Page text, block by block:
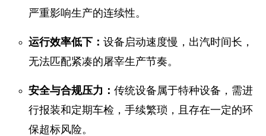
严重影响生产的连续性。
运行效率低下： 设备启动速度慢，出汽时间长，
无法匹配紧凑的屠宰生产节奏。
安全与合规压力： 传统设备属于特种设备，需进
行报装和定期车检，手续繁琐，且存在一定的环
保超标风险。